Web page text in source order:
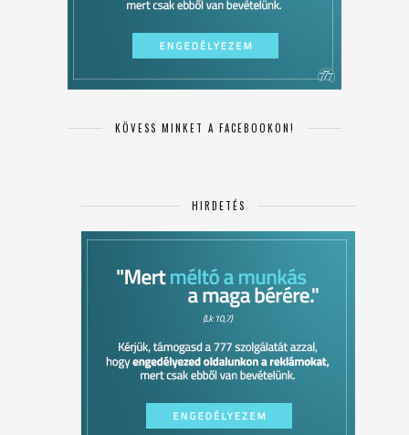
KÖVESS MINKET A FACEBOOKON!
HIRDETÉS